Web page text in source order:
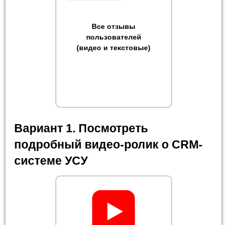
Все отзывы
пользователей
(видео и текстовые)
Вариант 1. Посмотреть
подробный видео-ролик о CRM-
системе УСУ